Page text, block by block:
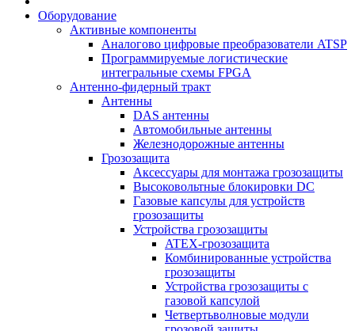
Оборудование
Активные компоненты
Аналогово цифровые преобразователи ATSP
Программируемые логистические
интегральные схемы FPGA
Антенно-фидерный тракт
Антенны
DAS антенны
Автомобильные антенны
Железнодорожные антенны
Грозозащита
Аксессуары для монтажа грозозащиты
Высоковольтные блокировки DC
Газовые капсулы для устройств
грозозащиты
Устройства грозозащиты
ATEX-грозозащита
Комбинированные устройства
грозозащиты
Устройства грозозащиты с
газовой капсулой
Четвертьволновые модули